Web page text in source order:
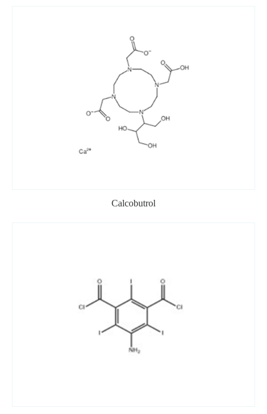
Calcobutrol